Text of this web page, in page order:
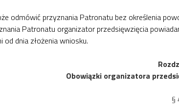
odmówić przyznania Patronatu bez określenia
Patronatu organizator przedsięwzięcia
dnia złożenia wniosku.
Obowiązki organizatora
§